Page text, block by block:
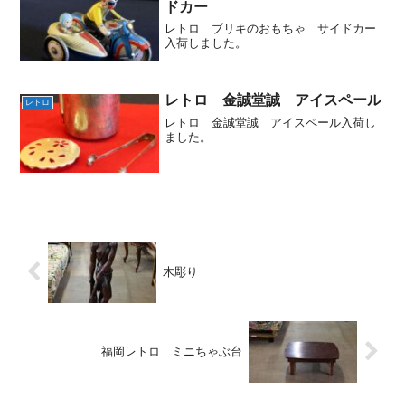
ドカー
レトロ ブリキのおもちゃ サイドカー
入荷しました。
レトロ レトロ 金誠堂誠 アイスペール
レトロ 金誠堂誠 アイスペール入荷し
ました。
木彫り
福岡レトロ ミニちゃぶ台